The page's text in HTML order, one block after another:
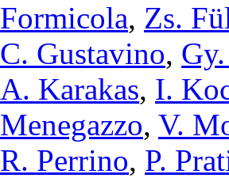
Formicola, Zs.
C. Gustavino,
A. Karakas, I.
Menegazzo, V.
R. Perrino, P.